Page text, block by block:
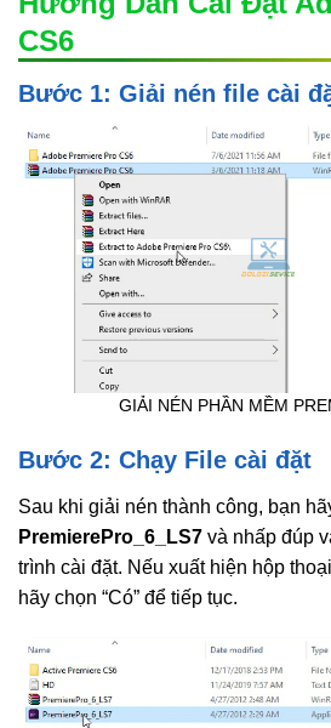
CS6
Bước 1: Giải nén file cài
GIẢI NÉN PHẦN MỀM
Bước 2: Chạy File cài đặt
Sau khi giải nén thành công, bạn
PremierePro_6_LS7 và nhấp đúp
trình cài đặt. Nếu xuất hiện hộp
hãy chọn “Có” để tiếp tục.